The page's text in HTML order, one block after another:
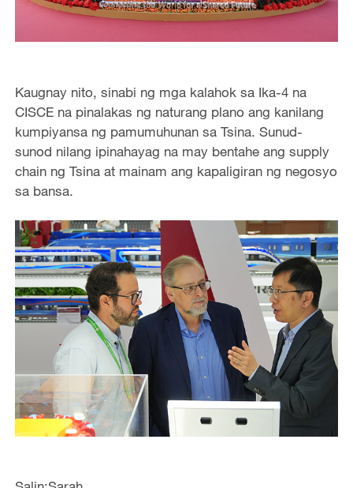
Kaugnay nito, sinabi ng mga kalahok sa Ika-4 na
CISCE na pinalakas ng naturang plano ang kanilang
kumpiyansa ng pamumuhunan sa Tsina. Sunud-
sunod nilang ipinahayag na may bentahe ang supply
chain ng Tsina at mainam ang kapaligiran ng negosyo
sa bansa.